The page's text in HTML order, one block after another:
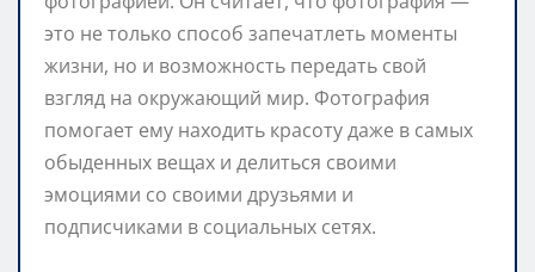
это не только способ запечатлеть моменты
жизни, но и возможность передать свой
взгляд на окружающий мир. Фотография
помогает ему находить красоту даже в самых
обыденных вещах и делиться своими
эмоциями со своими друзьями и
подписчиками в социальных сетях.